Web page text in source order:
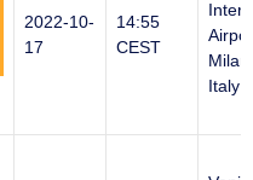
2022-10-
17
14:55
CEST
Italy